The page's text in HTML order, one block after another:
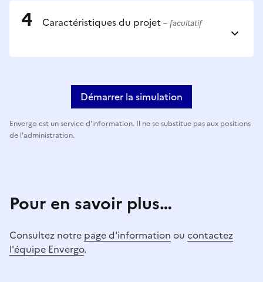
Caractéristiques du projet – facultatif
Démarrer la simulation
Envergo est un service d'information. Il ne se substitue pas aux positions
de l'administration.
Pour en savoir plus…
Consultez notre page d'information ou contactez
l'équipe Envergo.